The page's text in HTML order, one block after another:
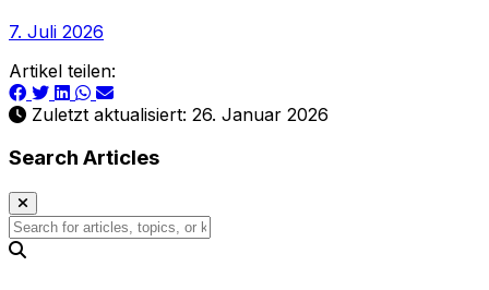
7. Juli 2026
Artikel teilen:
Zuletzt aktualisiert: 26. Januar 2026
Search Articles